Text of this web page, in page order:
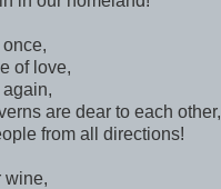
once,
of love,
again,
are dear to each other,
from all directions!
wine,